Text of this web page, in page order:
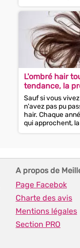
franchement très
L'ombré hair
tendance, la
Sauf si vous
n'avez pas pu
hair. Chaque
qui approchent,
A propos de
Page Facebok
Charte des avis
Mentions légales
Section PRO